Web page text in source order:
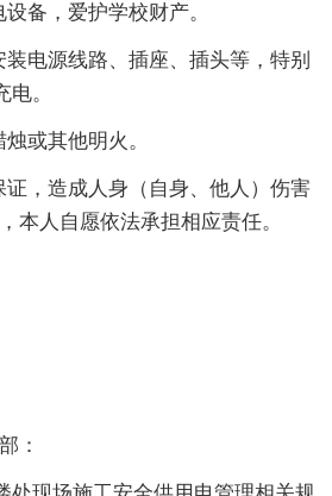
备，爱护学校财产。
电源线路、插座、插头等，特别
。
或其他明火。
证，造成人身（自身、他人）伤害
本人自愿依法承担相应责任。
：